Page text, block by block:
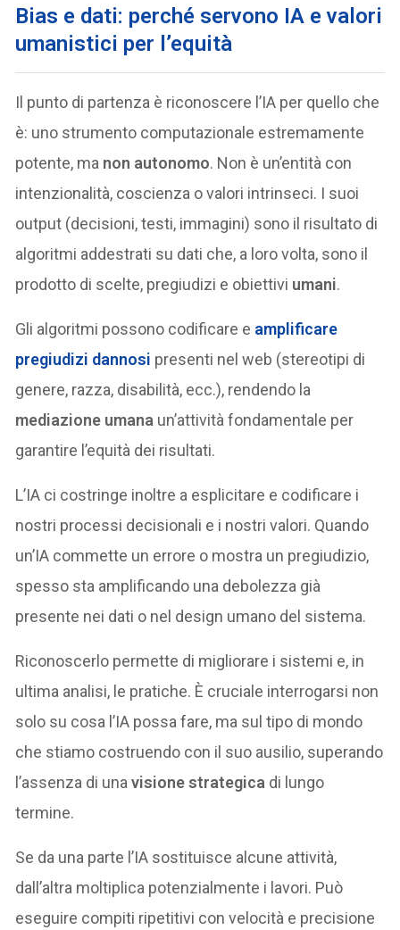
Bias e dati: perché servono IA e valori
umanistici per l’equità
Il punto di partenza è riconoscere l’IA per quello che
è: uno strumento computazionale estremamente
potente, ma non autonomo. Non è un’entità con
intenzionalità, coscienza o valori intrinseci. I suoi
output (decisioni, testi, immagini) sono il risultato di
algoritmi addestrati su dati che, a loro volta, sono il
prodotto di scelte, pregiudizi e obiettivi umani.
Gli algoritmi possono codificare e amplificare
pregiudizi dannosi presenti nel web (stereotipi di
genere, razza, disabilità, ecc.), rendendo la
mediazione umana un’attività fondamentale per
garantire l’equità dei risultati.
L’IA ci costringe inoltre a esplicitare e codificare i
nostri processi decisionali e i nostri valori. Quando
un’IA commette un errore o mostra un pregiudizio,
spesso sta amplificando una debolezza già
presente nei dati o nel design umano del sistema.
Riconoscerlo permette di migliorare i sistemi e, in
ultima analisi, le pratiche. È cruciale interrogarsi non
solo su cosa l’IA possa fare, ma sul tipo di mondo
che stiamo costruendo con il suo ausilio, superando
l’assenza di unavisione strategica di lungo
termine.
Se da una parte l’IA sostituisce alcune attività,
dall’altra moltiplica potenzialmente i lavori. Può
eseguire compiti ripetitivi con velocità e precisione